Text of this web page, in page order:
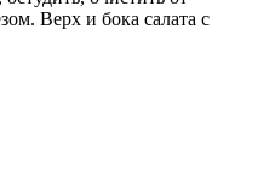
Верх и бока салата с